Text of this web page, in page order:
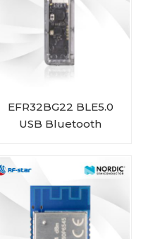
EFR32BG22 BLE5.0
USB Bluetooth
de baliza